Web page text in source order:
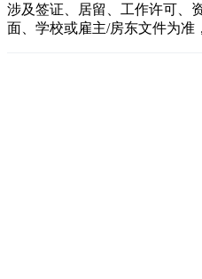
涉及签证、居留、工作许可、
面、学校或雇主/房东文件为准